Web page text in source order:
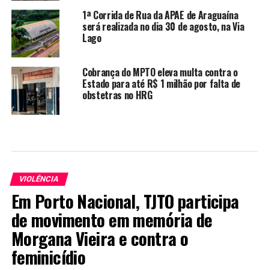
1ª Corrida de Rua da APAE de Araguaína
será realizada no dia 30 de agosto, na Via
Lago
Cobrança do MPTO eleva multa contra o
Estado para até R$ 1 milhão por falta de
obstetras no HRG
VIOLÊNCIA
Em Porto Nacional, TJTO participa
de movimento em memória de
Morgana Vieira e contra o
feminicídio